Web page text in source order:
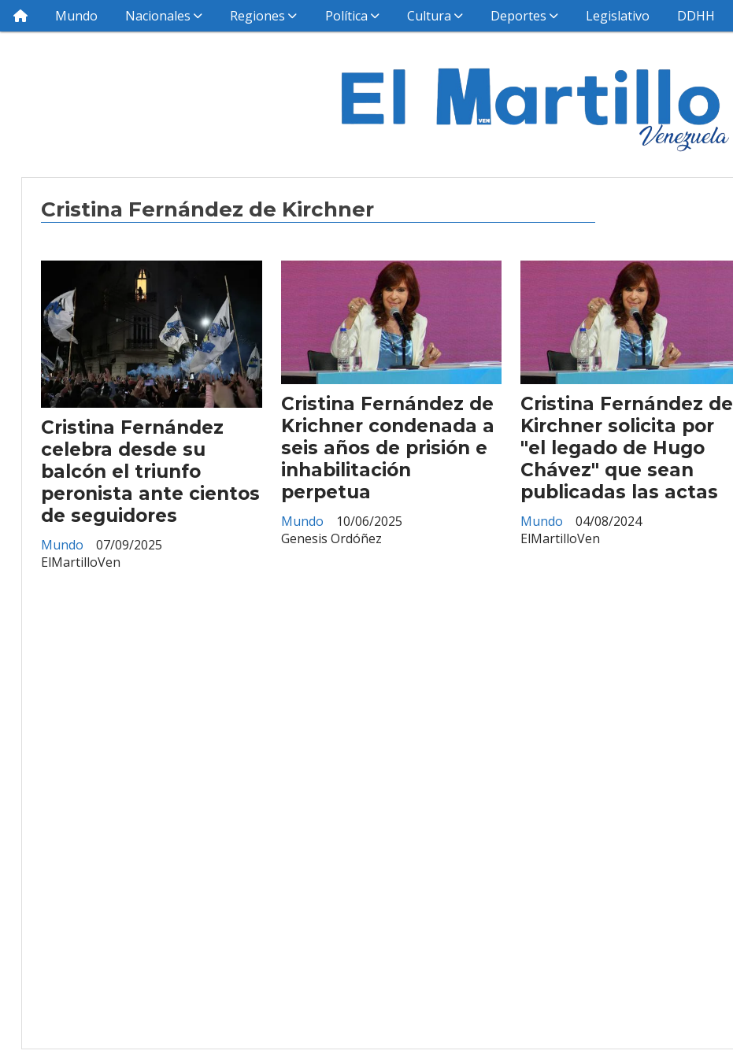
Mundo Nacionales Regiones Política Cultura Deportes Legislativo DDHH
Cristina Fernández de Kirchner
Cristina Fernández
celebra desde su
balcón el triunfo
peronista ante cientos
de seguidores
ElMartilloVen
Mundo 07/09/2025
Cristina Fernández de
Krichner condenada a
seis años de prisión e
inhabilitación
perpetua
Genesis Ordóñez
Mundo 10/06/2025
Cristina Fernández de
Kirchner solicita por
"el legado de Hugo
Chávez" que sean
publicadas las actas
ElMartilloVen
Mundo 04/08/2024